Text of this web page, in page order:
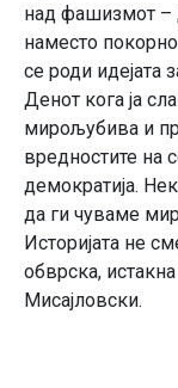
над фашизмот –
наместо
се роди идејата
Денот кога ја
мирољубива и
вредностите на
демократија.
да ги чуваме
Историјата не
обврска,
Мисајловски.